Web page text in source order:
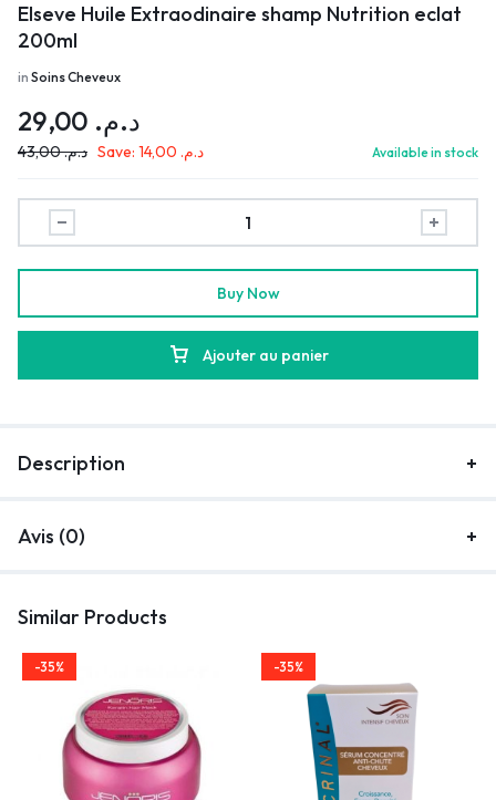
Elseve Huile Extraodinaire shamp Nutrition eclat
200ml
in Soins Cheveux
د.م.
د.م.43,00 Save: د.م. Available in stock
Ajouter au panier
Buy Now
Description
Avis (0)
Similar Products
-35% -35%